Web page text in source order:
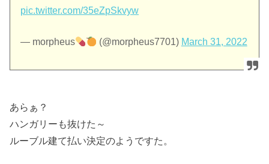
pic.twitter.com/35eZpSkvyw
— morpheus (@morpheus7701) March 31, 2022
あらぁ？
ハンガリーも抜けた～
ルーブル建て払い決定のようですた。